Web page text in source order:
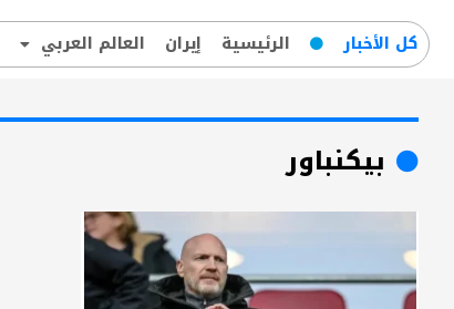
کل‌ الأخبار الرئيسية إيران العالم العربي
بيكنباور